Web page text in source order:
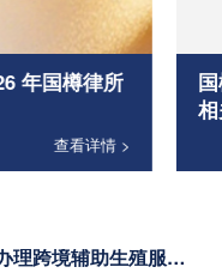
年国樽律所
查看详情 >
国樽律所格鲁吉亚办公室协同总部办理跨境辅助生殖服务合同纠纷案，足额落实患儿医疗赔偿与违约补偿